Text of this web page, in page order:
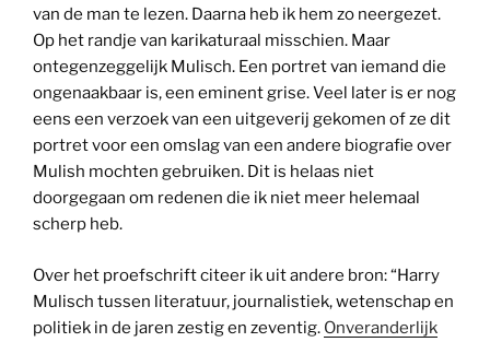
van de man te lezen. Daarna heb ik hem zo neergezet.
Op het randje van karikaturaal misschien. Maar
ontegenzeggelijk Mulisch. Een portret van iemand die
ongenaakbaar is, een eminent grise. Veel later is er nog
eens een verzoek van een uitgeverij gekomen of ze dit
portret voor een omslag van een andere biografie over
Mulish mochten gebruiken. Dit is helaas niet
doorgegaan om redenen die ik niet meer helemaal
scherp heb.
Over het proefschrift citeer ik uit andere bron: “Harry
Mulisch tussen literatuur, journalistiek, wetenschap en
politiek in de jaren zestig en zeventig. Onveranderlijk